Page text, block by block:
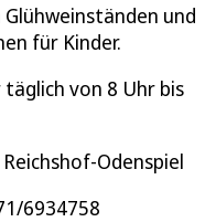
und
für Kinder.
von 8 Uhr bis
Odenspiel
6934758